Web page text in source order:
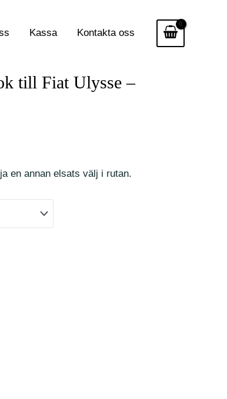
Kassa Kontakta oss
till Fiat Ulysse –
en annan elsats välj i rutan.